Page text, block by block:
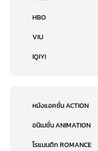
HBO
VIU
IQIYI
หนังแอคชั่น ACTION
อนิเมชั่น ANIMATION
โรแมนติก ROMANCE